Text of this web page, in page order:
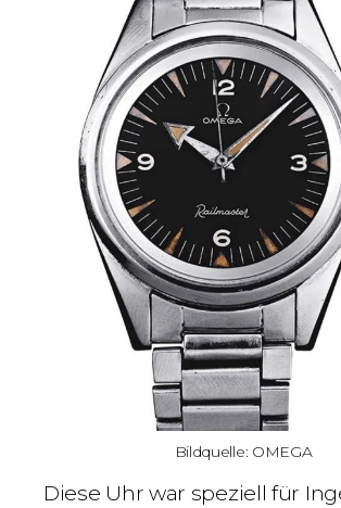
Bildquelle: OMEGA
Diese Uhr war speziell für